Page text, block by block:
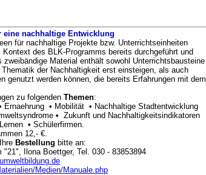
eine nachhaltige Entwicklung
für nachhaltige Projekte bzw. Unterrichtseinheiten
des BLK-Programms bereits durchgeführt und
zweibändige Material enthält sowohl Unterrichtsbausteine
der Nachhaltigkeit erst einsteigen, als auch
genutzt werden können, die bereits Erfahrungen mit dem
zu folgenden Themen:
Ernaehrung • Mobilität • Nachhaltige Stadtentwicklung
• Zukunft und Nachhaltigkeitsindikatoren
• Schülerfirmen.
12,- €.
Bestellung bitte an:
"21", Ilona Boettger, Tel. 030 - 83853894
Medien/Manuale.php